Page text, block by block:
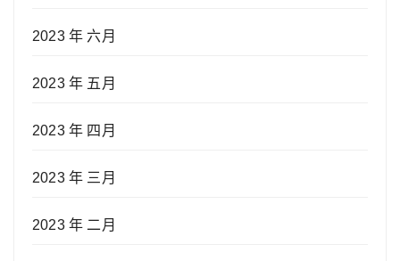
2023 年 六月
2023 年 五月
2023 年 四月
2023 年 三月
2023 年 二月